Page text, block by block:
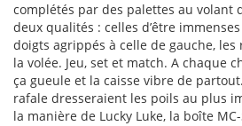
complétés par des palettes au volant
deux qualités : celles d’être
doigts agrippés à celle de gauche,
la volée. Jeu, set et match. A chaque
ça gueule et la caisse vibre de
rafale dresseraient les poils au plus
la manière de Lucky Luke, la boîte